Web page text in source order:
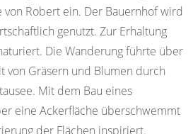
Robert ein. Der Bauernhof wird
genutzt. Zur Erhaltung
Die Wanderung führte über
von Gräsern und Blumen durch
Mit dem Bau eines
eine Ackerfläche überschwemmt
der Flächen inspiriert.